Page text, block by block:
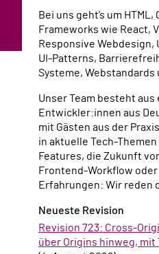
Bei uns geht’s um HTML,
Frameworks wie React,
Responsive
UI-Patterns,
Systeme, Webstandards
Unser Team besteht
Entwickler:innen aus
mit Gästen aus der
in aktuelle Tech-Themen
Features, die Zukunft
Frontend-Workflow
Erfahrungen: Wir reden
Neueste Revision
Revision 723: Cross-Origin Storage API – Caching
über Origins hinweg, mit